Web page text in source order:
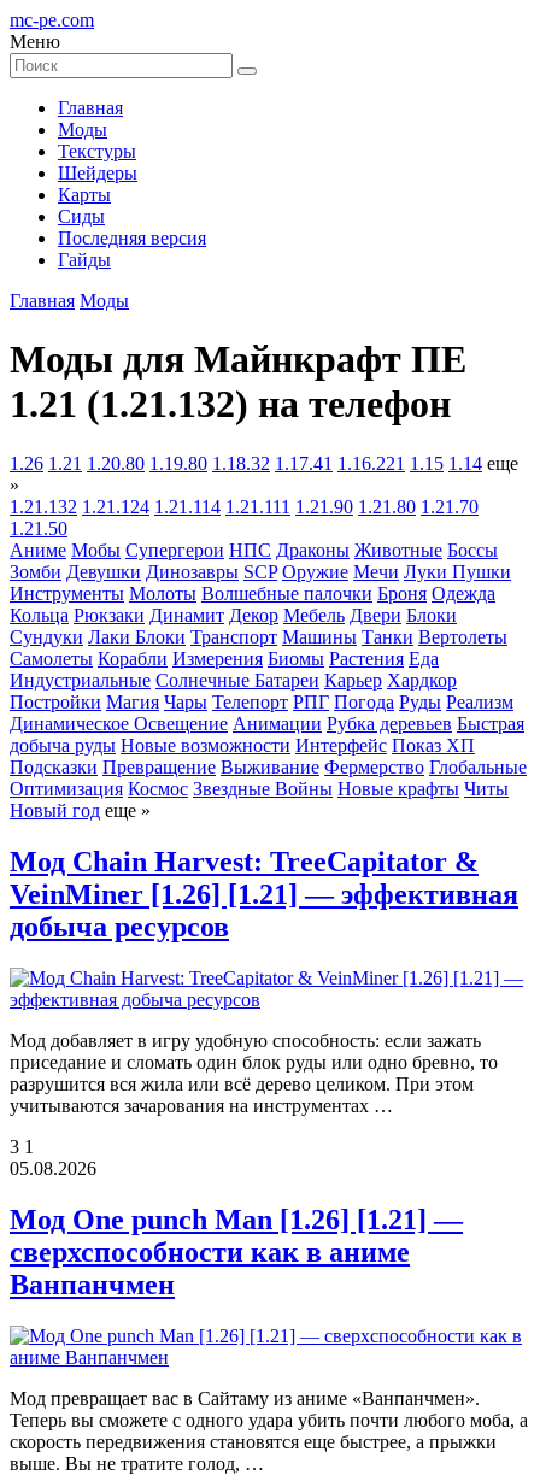
mc-pe.com
Меню
Главная
Моды
Текстуры
Шейдеры
Карты
Сиды
Последняя версия
Гайды
Главная Моды
Моды для Майнкрафт ПЕ
1.21 (1.21.132) на телефон
1.26 1.21 1.20.80 1.19.80 1.18.32 1.17.41 1.16.221 1.15 1.14 еще
»
1.21.132 1.21.124 1.21.114 1.21.111 1.21.90 1.21.80 1.21.70
1.21.50
Аниме Мобы Супергерои НПС Драконы Животные Боссы
Зомби Девушки Динозавры SCP Оружие Мечи Луки Пушки
Инструменты Молоты Волшебные палочки Броня Одежда
Кольца Рюкзаки Динамит Декор Мебель Двери Блоки
Сундуки Лаки Блоки Транспорт Машины Танки Вертолеты
Самолеты Корабли Измерения Биомы Растения Еда
Индустриальные Солнечные Батареи Карьер Хардкор
Постройки Магия Чары Телепорт РПГ Погода Руды Реализм
Динамическое Освещение Анимации Рубка деревьев Быстрая
добыча руды Новые возможности Интерфейс Показ ХП
Подсказки Превращение Выживание Фермерство Глобальные
Оптимизация Космос Звездные Войны Новые крафты Читы
Новый год еще »
Мод Chain Harvest: TreeCapitator &
VeinMiner [1.26] [1.21] — эффективная
добыча ресурсов
Мод добавляет в игру удобную способность: если зажать
приседание и сломать один блок руды или одно бревно, то
разрушится вся жила или всё дерево целиком. При этом
учитываются зачарования на инструментах …
3 1
05.08.2026
Мод One punch Man [1.26] [1.21] —
сверхспособности как в аниме
Ванпанчмен
Мод превращает вас в Сайтаму из аниме «Ванпанчмен».
Теперь вы сможете с одного удара убить почти любого моба, а
скорость передвижения становятся еще быстрее, а прыжки
выше. Вы не тратите голод, …